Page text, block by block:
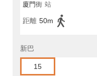
廈門街 站
距離 50m
新巴
15